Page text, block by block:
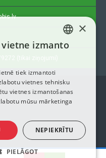
(tikai ziņojumi)
Visas tiesības aizsargātas
LATVIAN
ENGLISH
×
izmanto
tiek izmantoti
vietnes tehnisku
vietnes izmantošanas
mūsu mārketinga
NEPIEKRĪTU
PIELĀGOT